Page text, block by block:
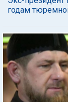
годам